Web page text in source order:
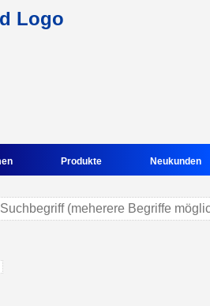
Produkte Neukunden